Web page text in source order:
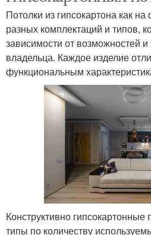
Потолки из гипсокартона как
разных комплектаций и типов,
зависимости от возможностей
владельца. Каждое изделие
функциональным
Конструктивно гипсокартонные
типы по количеству